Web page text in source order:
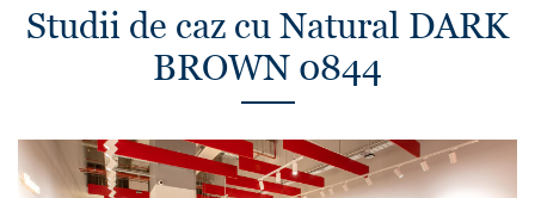
Studii de caz cu Natural DARK
BROWN 0844